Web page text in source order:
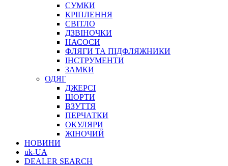
СУМКИ
КРІПЛЕННЯ
СВІТЛО
ДЗВІНОЧКИ
НАСОСИ
ФЛЯГИ ТА ПІДФЛЯЖНИКИ
ІНСТРУМЕНТИ
ЗАМКИ
ОДЯГ
ДЖЕРСІ
ШОРТИ
ВЗУТТЯ
ПЕРЧАТКИ
ОКУЛЯРИ
ЖІНОЧИЙ
НОВИНИ
uk-UA
DEALER SEARCH